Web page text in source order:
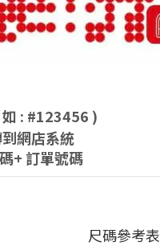
: #123456 )
網店系統
+ 訂單號碼
尺碼參考表